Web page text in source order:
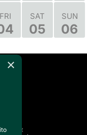
FRI SAT
05
SUN
06
×